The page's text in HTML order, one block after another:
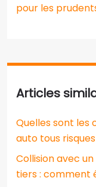
pour les
Articles
Quelles sont les
auto tous
Collision avec
tiers : comment